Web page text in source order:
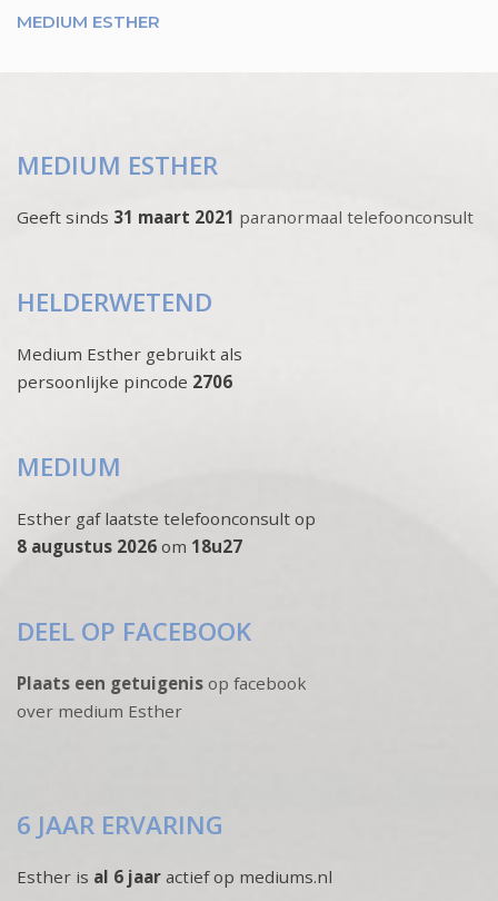
MEDIUM ESTHER
MEDIUM ESTHER
Geeft sinds 31 maart 2021 paranormaal telefoonconsult
HELDERWETEND
Medium Esther gebruikt als
persoonlijke pincode 2706
MEDIUM
Esther gaf laatste telefoonconsult op
8 augustus 2026 om 18u27
DEEL OP FACEBOOK
Plaats een getuigenis op facebook
over medium Esther
6 JAAR ERVARING
Esther is al 6 jaar actief op mediums.nl